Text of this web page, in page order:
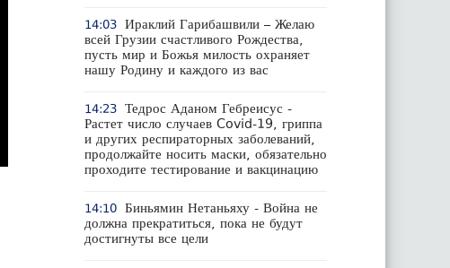
14:03 Ираклий Гарибашвили – Желаю
всей Грузии счастливого Рождества,
пусть мир и Божья милость охраняет
нашу Родину и каждого из вас
14:23 Тедрос Аданом Гебреисус -
Растет число случаев Covid-19, гриппа
и других респираторных заболеваний,
продолжайте носить маски, обязательно
проходите тестирование и вакцинацию
14:10 Биньямин Нетаньяху - Война не
должна прекратиться, пока не будут
достигнуты все цели